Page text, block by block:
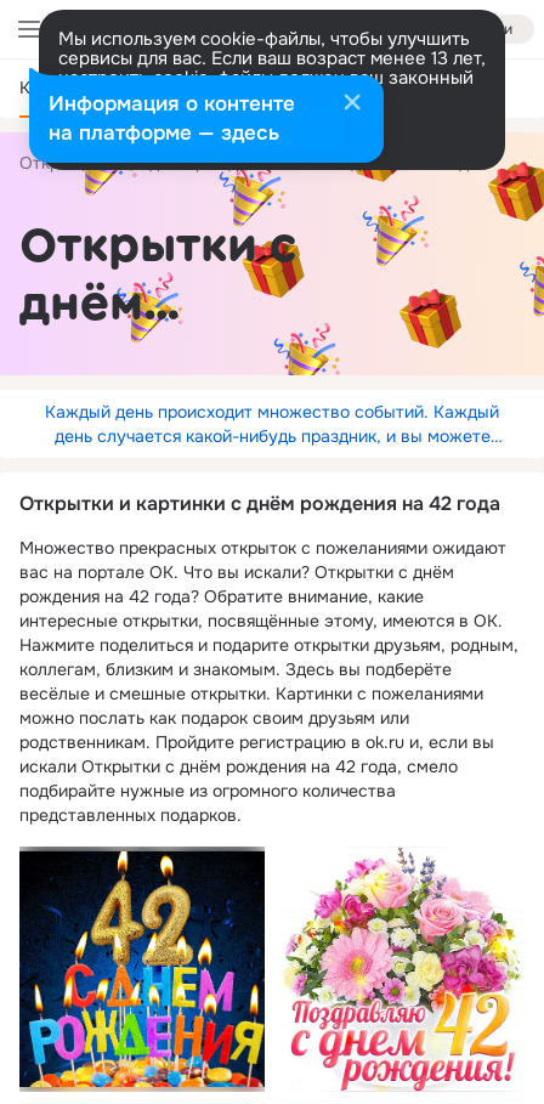
Войти
Мы используем cookie-файлы, чтобы улучшить
сервисы для вас. Если ваш возраст менее 13 лет,
настроить cookie-файлы должен ваш законный
представитель. Больше информации
Разрешить все Настроить
Категории
Открытки С днём рождения по годам
Открытки с
днём
рождения на
42 года
Каждый день происходит множество событий. Каждый
день случается какой-нибудь праздник, и вы можете
Открытки и картинки с днём рождения на 42 года
Множество прекрасных открыток с пожеланиями ожидают
вас на портале ОК. Что вы искали? Открытки с днём
рождения на 42 года? Обратите внимание, какие
интересные открытки, посвящённые этому, имеются в ОК.
Нажмите поделиться и подарите открытки друзьям, родным,
коллегам, близким и знакомым. Здесь вы подберёте
весёлые и смешные открытки. Картинки с пожеланиями
можно послать как подарок своим друзьям или
родственникам. Пройдите регистрацию в ok.ru и, если вы
искали Открытки с днём рождения на 42 года, смело
подбирайте нужные из огромного количества
представленных подарков.
Информация о контенте
на платформе — здесь